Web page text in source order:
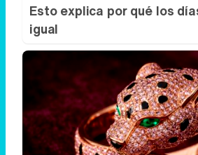
Esto explica por qué los
igual